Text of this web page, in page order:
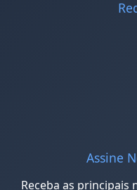
Assine
Receba as principais